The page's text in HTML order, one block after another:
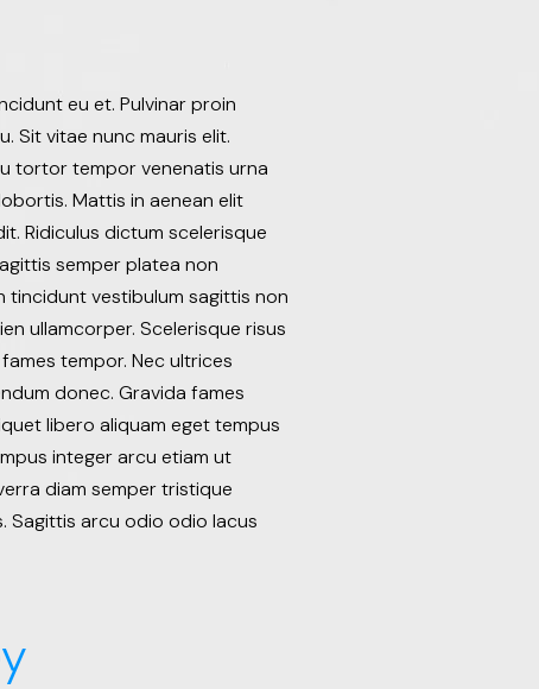
eu et. Pulvinar proin
Sit vitae nunc mauris elit.
tortor tempor venenatis urna
Mattis in aenean elit
Ridiculus dictum scelerisque
semper platea non
vestibulum sagittis non
ullamcorper. Scelerisque risus
tempor. Nec ultrices
donec. Gravida fames
libero aliquam eget tempus
integer arcu etiam ut
diam semper tristique
Sagittis arcu odio odio lacus